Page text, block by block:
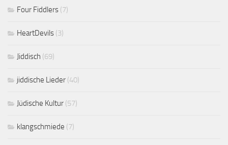
Four Fiddlers (7)
HeartDevils (3)
Jiddisch (69)
jiddische Lieder (40)
Jüdische Kultur (57)
klangschmiede (7)